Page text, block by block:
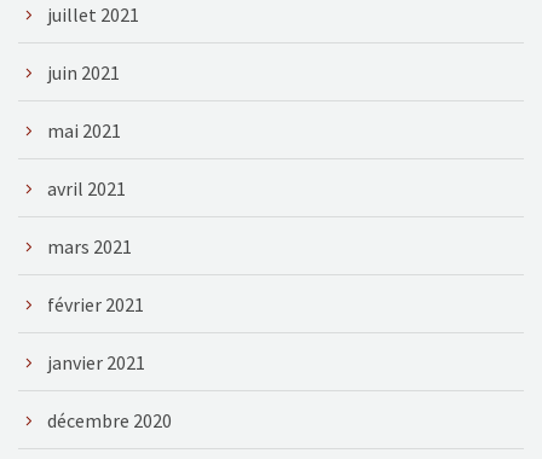
juillet 2021
juin 2021
mai 2021
avril 2021
mars 2021
février 2021
janvier 2021
décembre 2020